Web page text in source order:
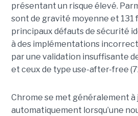
présentant un risque élevé.
sont de gravité moyenne et 131
principaux défauts de sécurité
à des implémentations
par une validation insuffisante
et ceux de type use-after-free
Chrome se met généralement à
automatiquement lorsqu’une